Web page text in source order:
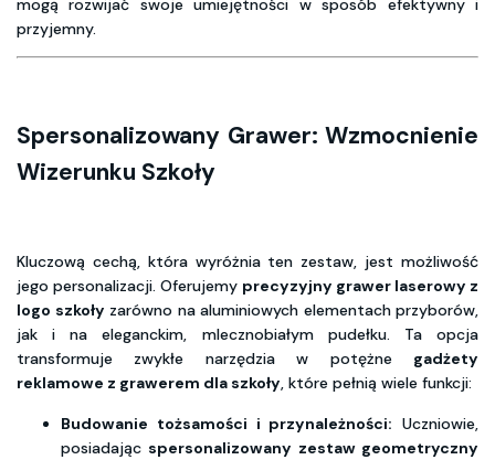
mogą rozwijać swoje umiejętności w sposób efektywny i
przyjemny.
Spersonalizowany Grawer: Wzmocnienie
Wizerunku Szkoły
Kluczową cechą, która wyróżnia ten zestaw, jest możliwość
jego personalizacji. Oferujemy precyzyjny grawer laserowy z
logo szkoły zarówno na aluminiowych elementach przyborów,
jak i na eleganckim, mlecznobiałym pudełku. Ta opcja
transformuje zwykłe narzędzia w potężne gadżety
reklamowe z grawerem dla szkoły, które pełnią wiele funkcji:
Budowanie tożsamości i przynależności: Uczniowie,
posiadając spersonalizowany zestaw geometryczny